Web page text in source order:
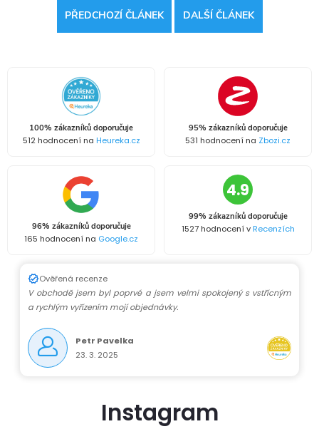
PŘEDCHOZÍ ČLÁNEK DALŠÍ ČLÁNEK
100% zákazníků doporučuje
512 hodnocení na Heureka.cz
95% zákazníků doporučuje
531 hodnocení na Zbozi.cz
96% zákazníků doporučuje
165 hodnocení na Google.cz
4.9
99% zákazníků doporučuje
1527 hodnocení vRecenzích
Ověřená recenze
V obchodě jsem byl poprvé a jsem velmi spokojený s vstřícným
a rychlým vyřízením mojí objednávky.
Petr Pavelka
23. 3. 2025
Instagram